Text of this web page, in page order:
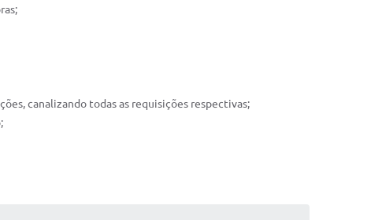
canalizando todas as requisições respectivas;